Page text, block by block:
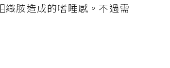
胺造成的嗜睡感。不過需